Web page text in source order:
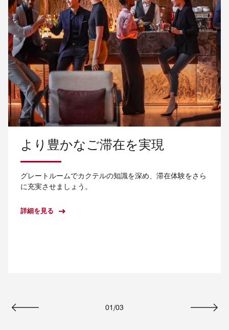
より豊かなご滞在を実現
グレートルームでカクテルの知識を深め、滞在体験をさら
に充実させましょう。
詳細を見る
01/03